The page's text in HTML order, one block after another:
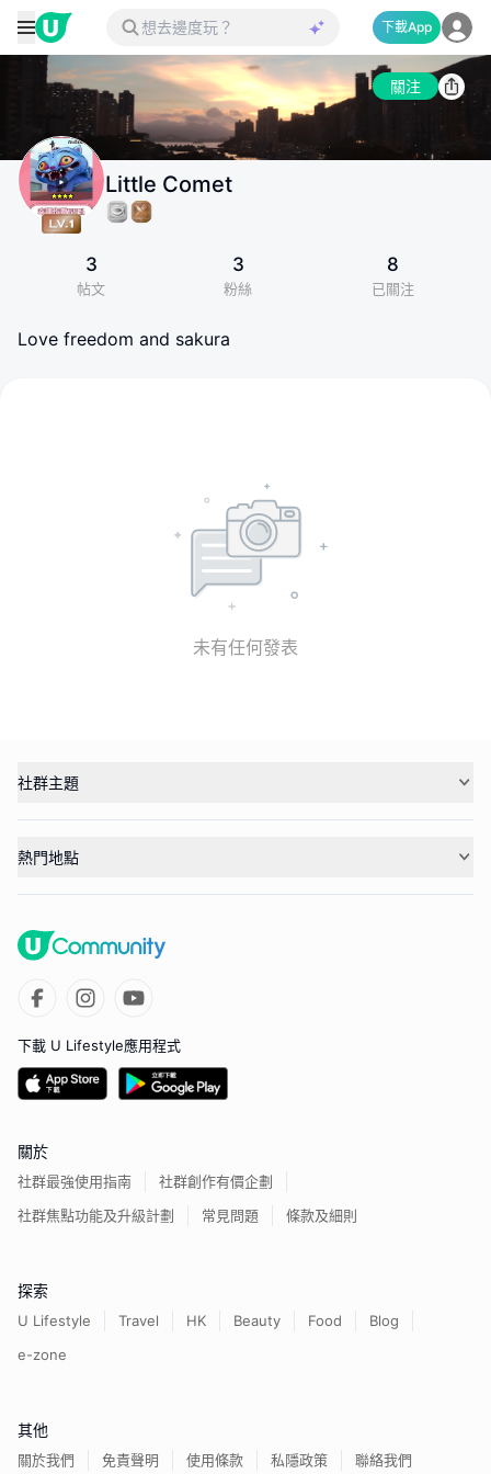
下載App
關注
Little Comet
3
帖文
3
粉絲
8
已關注
Love freedom and sakura
未有任何發表
社群主題
熱門地點
下載 U Lifestyle應用程式
關於
社群最強使用指南
社群創作有價企劃
社群焦點功能及升級計劃
常見問題 條款及細則
探索
U Lifestyle Travel HK Beauty Food
Blog
e-zone
其他
關於我們 免責聲明 使用條款 私隱政策 聯絡我們